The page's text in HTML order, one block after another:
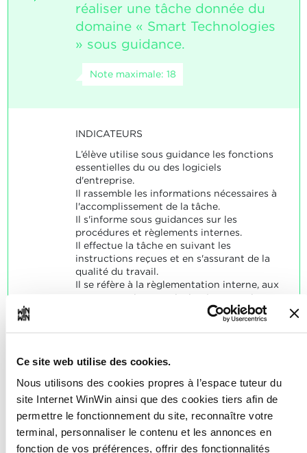
Ce site web utilise des cookies.
Nous utilisons des cookies propres à l’espace tuteur du
site Internet WinWin ainsi que des cookies tiers afin de
permettre le fonctionnement du site, reconnaître votre
terminal, personnaliser le contenu et les annonces en
fonction de vos préférences, offrir des fonctionnalités
réaliser une tâche donnée du
domaine « Smart Technologies
» sous guidance.
Note maximale: 18
INDICATEURS
L’élève utilise sous guidance les fonctions
essentielles du ou des logiciels
d'entreprise.
Il rassemble les informations nécessaires à
l'accomplissement de la tâche.
Il s'informe sous guidances sur les
procédures et règlements internes.
Il effectue la tâche en suivant les
instructions reçues et en s'assurant de la
qualité du travail.
Il se réfère à la règlementation interne, aux
normes en vigueur, ainsi qu'aux consignes
L'élève a résolu de manière satisfaisante
indicateurs.